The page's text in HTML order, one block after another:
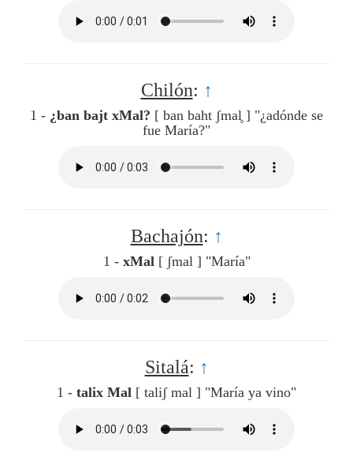
Chilón: ↑
1 - ¿ban bajt xMal? [ ban baht ʃmal̥ ] "¿adónde se
fue María?"
Bachajón: ↑
1 - xMal [ ʃmal ] "María"
Sitalá: ↑
1 - talix Mal [ taliʃ mal ] "María ya vino"